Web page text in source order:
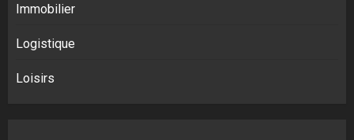
Immobilier
Logistique
Loisirs